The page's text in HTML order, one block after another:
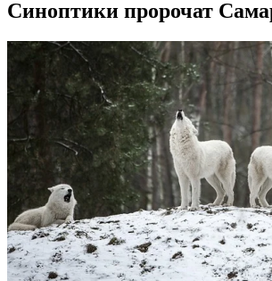
Синоптики пророчат